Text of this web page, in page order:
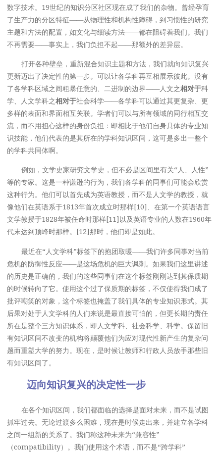
数字技术。19世纪的知识分区社区现在成了我们的杂物。曾经孕育
了生产力的分区特征——从物理性和机构性障碍，到习惯性的研究
主题和方法的配置，如文化与细读方法——都在阻碍着我们。我们
不再需要——事实上，我们负担不起——那额外的差异层。
打开各种壁垒，重新混合知识主题和方法，我们就向知识复兴
更新迈出了决定性的第一步。可以让各学科再互相展示彼此。没有
了各学科区域之间粗暴任意的、二进制的边界——人文之相对于科
学、人文学科之相对于社会科学——各学科可以通过其更复杂、更
多样的表面和界面相互关联。学者们可以与所有领域的同行相互交
流，而不用担心这样的身份负担：即相比于他们自身具体的专业知
识技能，他们代表的是其所在的学科知识区间，这可是多出一整个
的学科共同体啊。
例如，文学史家研究文学史，但不必是区间里有关“人、人性”
等的专家。这是一种谦逊的行为，我们各学科的同事们可能会欣赏
这种行为。他们可以首先成为英语教授，而不是人文学的教授，就
像他们在英语系于1813年首次成立时那样[10]、在第一个英语语言
文学教授于1828年被任命时那样[11]以及英语专业的人数在1960年
代末达到顶峰时那样。[12]那时，他们即是如此。
最近在“人文学科”标签下的抱团取暖——我们许多同事对当前
危机的防御性反应——是这场危机的巨大讽刺。如果我们这里讲述
的历史是正确的，我们的这些同事们在这个标签刚刚达到其保质期
的时候转向了它。使用这个过了保质期的标签，不仅使得我们成了
批评嘲笑的对象，这个标签也掩盖了我们具体的专业知识形式。其
后果对处于人文学科的人们来说是最直接可怕的，但更长期的责任
所在是整个三方知识体系，即人文学科、社会科学、科学。保留旧
有知识区间不改变的机构将颠覆他们为应对现代性新产生的复杂问
题而重塑大学的努力。现在，是时候让教师和行政人员放手那些旧
有知识区间了。
迈向知识复兴的决定性一步
在各个知识区间，我们都面临的选择是面对未来，而不是试图
抓牢过去。无论过渡多么困难，现在是时候走出来，并建立各学科
之间一组新的关系了。我们称这种未来为“兼容性”
（compatibility）。我们使用这个术语，而不是“跨学科”